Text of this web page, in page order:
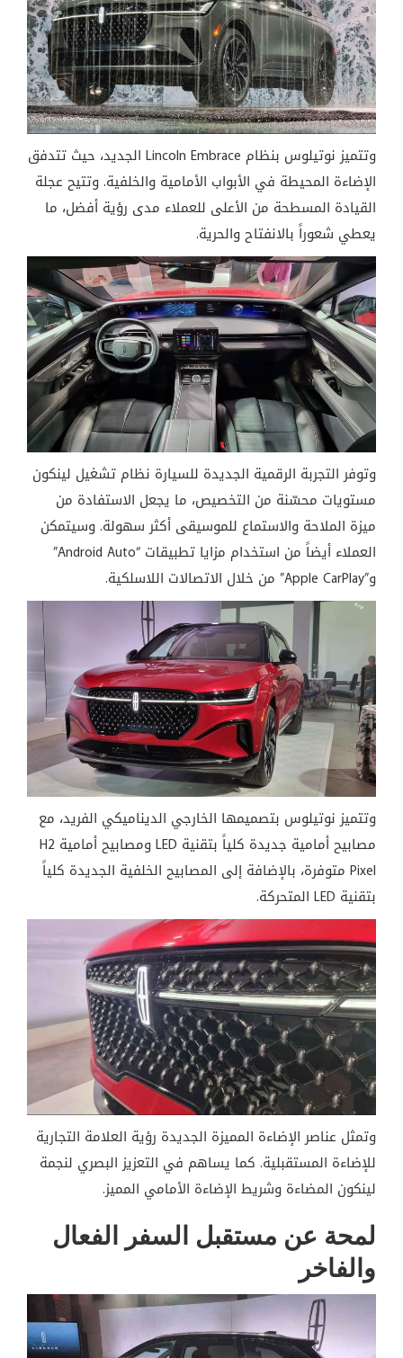
وتتميز نوتيلوس بنظام Lincoln Embrace الجديد، حيث تتدفق
الإضاءة المحيطة في الأبواب الأمامية والخلفية. وتتيح عجلة
القيادة المسطحة من الأعلى للعملاء مدى رؤية أفضل، ما
يعطي شعوراً بالانفتاح والحرية.
وتوفر التجربة الرقمية الجديدة للسيارة نظام تشغيل لينكون
مستويات محسّنة من التخصيص، ما يجعل الاستفادة من
ميزة الملاحة والاستماع للموسيقى أكثر سهولة. وسيتمكن
العملاء أيضاً من استخدام مزايا تطبيقات “Android Auto”
و”Apple CarPlay” من خلال الاتصالات اللاسلكية.
وتتميز نوتيلوس بتصميمها الخارجي الديناميكي الفريد، مع
مصابيح أمامية جديدة كلياً بتقنية LED ومصابيح أمامية H2
Pixel متوفرة، بالإضافة إلى المصابيح الخلفية الجديدة كلياً
بتقنية LED المتحركة.
وتمثل عناصر الإضاءة المميزة الجديدة رؤية العلامة التجارية
للإضاءة المستقبلية. كما يساهم في التعزيز البصري لنجمة
لينكون المضاءة وشريط الإضاءة الأمامي المميز.
لمحة عن مستقبل السفر الفعال
والفاخر